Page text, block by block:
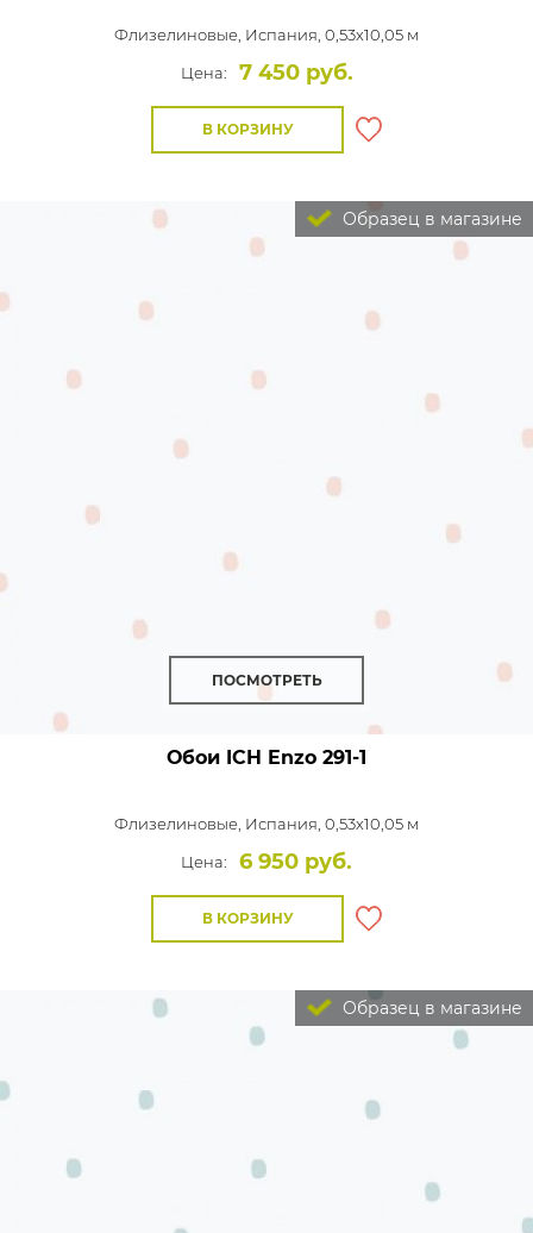
Флизелиновые, Испания, 0,53x10,05 м
Цена:
7 450 руб.
В КОРЗИНУ
Образец в магазине
ПОСМОТРЕТЬ
Обои ICH Enzo 291-1
Флизелиновые, Испания, 0,53x10,05 м
Цена:
6 950 руб.
В КОРЗИНУ
Образец в магазине